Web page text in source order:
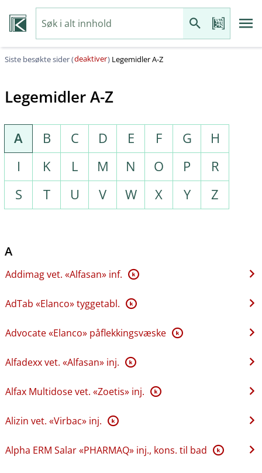
Siste besøkte sider (deaktiver) Legemidler A-Z
Legemidler A-Z
A B C D E F G
H
I
K L M N O P
R
S
T U V W X Y Z
A
Addimag vet. «Alfasan» inf. K
AdTab «Elanco» tyggetabl. K
Advocate «Elanco» påflekkingsvæske K
Alfadexx vet. «Alfasan» inj. K
Alfax Multidose vet. «Zoetis» inj. K
Alizin vet. «Virbac» inj. K
Alpha ERM Salar «PHARMAQ» inj., kons. til bad K